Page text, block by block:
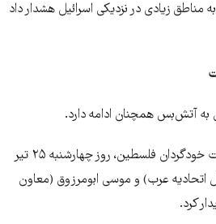
مناطق زیادی در نزدیکی اسرائیل هشدار داد
آتش‌بس همچنان ادامه دارد.
محمود عباس، رئیس تشکیلات خودگردان فلسطین، روز چهارشنبه ۲۵ تیر
اتحادیه عرب) و موسی ابومرزوق (معاون
کرد.